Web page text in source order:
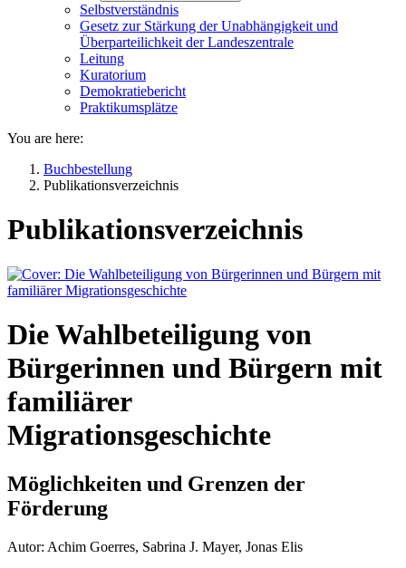
Selbstverständnis
Gesetz zur Stärkung der Unabhängigkeit und
Überparteilichkeit der Landeszentrale
Leitung
Kuratorium
Demokratiebericht
Praktikumsplätze
You are here:
Buchbestellung
Publikationsverzeichnis
Publikationsverzeichnis
Die Wahlbeteiligung von
Bürgerinnen und Bürgern mit
familiärer
Migrationsgeschichte
Möglichkeiten und Grenzen der
Förderung
Autor: Achim Goerres, Sabrina J. Mayer, Jonas Elis